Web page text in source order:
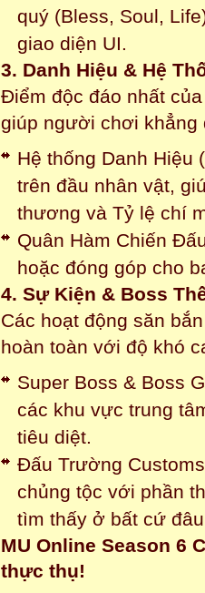
quý (Bless, Soul,
giao diện UI.
3. Danh Hiệu & Hệ
Điểm độc đáo nhất
giúp người chơi khẳng
Hệ thống Danh Hiệu
trên đầu nhân vật,
thương và Tỷ lệ chí
Quân Hàm Chiến
hoặc đóng góp cho
4. Sự Kiện & Boss
Các hoạt động săn
hoàn toàn với độ khó
Super Boss & Boss
các khu vực trung
tiêu diệt.
Đấu Trường
chủng tộc với phần
tìm thấy ở bất cứ
MU Online Season 6
thực thụ!